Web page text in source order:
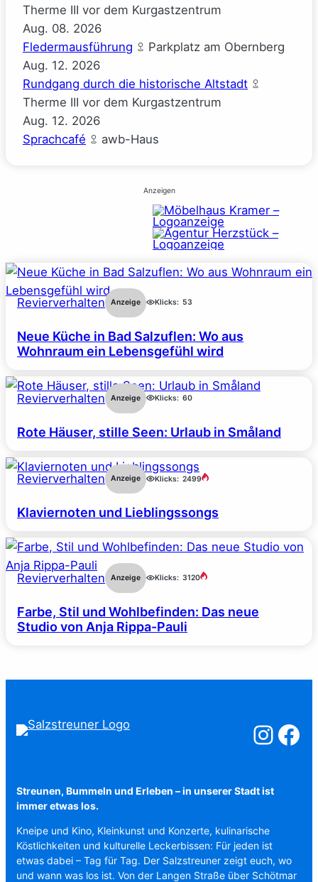
Therme III vor dem Kurgastzentrum
Aug. 08. 2026
Fledermausführung
Parkplatz am Obernberg
Aug. 12. 2026
Rundgang durch die historische Altstadt
Therme III vor dem Kurgastzentrum
Aug. 12. 2026
Sprachcafé
awb-Haus
Anzeigen
Revierverhalten Anzeige Klicks: 53
Neue Küche in Bad Salzuflen: Wo aus
Wohnraum ein Lebensgefühl wird
Revierverhalten Anzeige Klicks: 60
Rote Häuser, stille Seen: Urlaub in Småland
Revierverhalten Anzeige Klicks: 2499
Klaviernoten und Lieblingssongs
Revierverhalten Anzeige Klicks: 3120
Farbe, Stil und Wohlbefinden: Das neue
Studio von Anja Rippa-Pauli
Salzstreuner
Streunen, Bummeln und Erleben – in unserer Stadt ist
immer etwas los.
Kneipe und Kino, Kleinkunst und Konzerte, kulinarische
Köstlichkeiten und kulturelle Leckerbissen: Für jeden ist
etwas dabei – Tag für Tag. Der Salzstreuner zeigt euch, wo
und wann was los ist. Von der Langen Straße über Schötmar